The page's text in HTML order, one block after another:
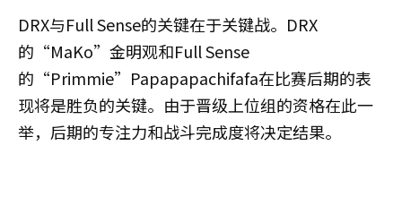
DRX与Full Sense的关键在于关键战。DRX
的“MaKo”金明观和Full Sense
的“Primmie”Papapapachifafa在比赛后期的表
现将是胜负的关键。由于晋级上位组的资格在此一
举，后期的专注力和战斗完成度将决定结果。